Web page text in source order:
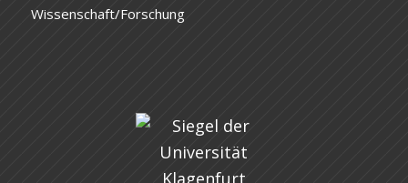
Wissenschaft/Forschung